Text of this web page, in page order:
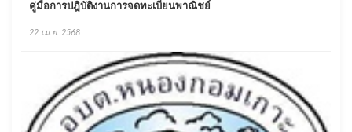
คู่มือการปฎิบัติงานการจดทะเบียนพาณิชย์
22 เม.ย. 2568